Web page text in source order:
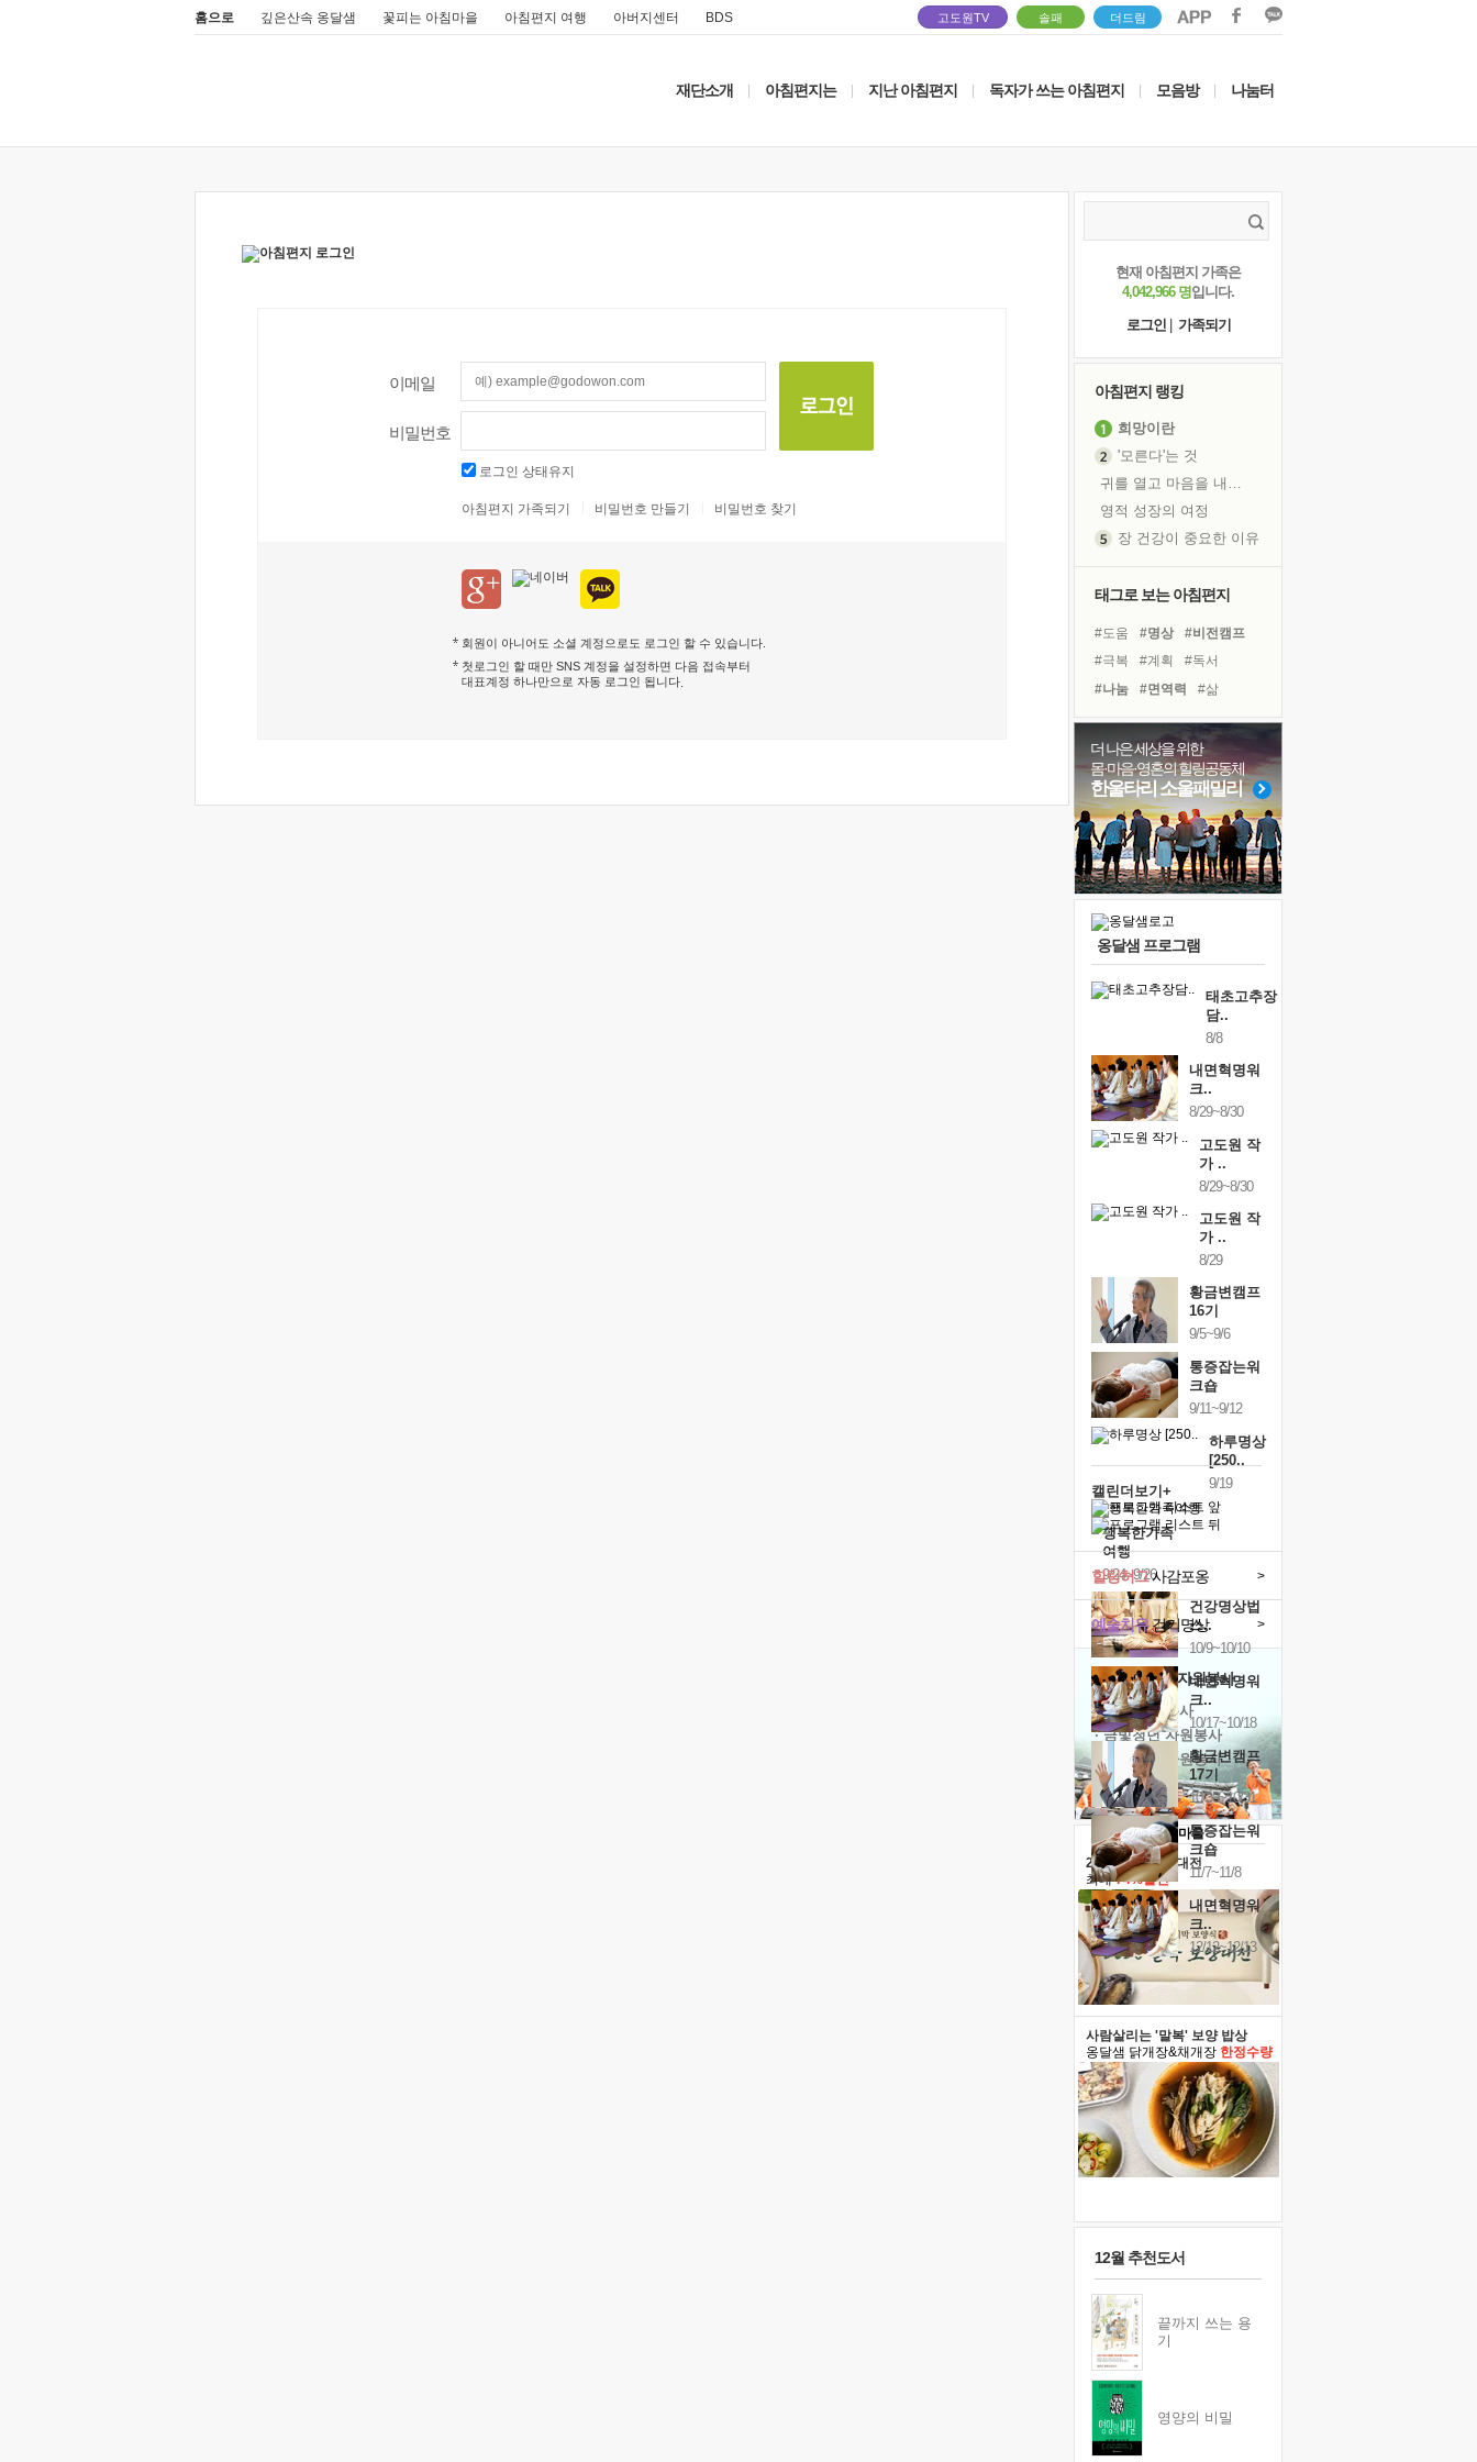
홈으로 깊은산속 옹달샘 꽃피는 아침마을 아침편지 여행 아버지센터 BDS 고도원TV 솔패 더드림
재단소개 아침편지는 지난 아침편지 독자가 쓰는 아침편지 모음방 나눔터
이메일
비밀번호
로그인 상태유지
아침편지 가족되기 비밀번호 만들기 비밀번호 찾기
회원이 아니어도 소셜 계정으로도 로그인 할 수 있습니다.
첫로그인 할 때만 SNS 계정을 설정하면 다음 접속부터
대표계정 하나만으로 자동 로그인 됩니다
현재 아침편지 가족은
4,042,966 명입니다.
로그인
가족되기
아침편지 랭킹
희망이란
'모른다'는 것
귀를 열고 마음을 내어주고
영적 성장의 여정
장 건강이 중요한 이유
꿈이 실제가 되는 것
'말 타는 법'을 먼저
졸업식 사진을 보며
아픈 아버지를 위한 공간 설계
극심한 변비, 어깨결림, 수면 장애
보고 싶은 어머니
유년 시절의 부산 영도 바다
못된 꼰대들
거울 속의 나
태그로 보는 아침편지
#도움 #명상
#비전캠프
#극복
#계획
#독서
#나눔
#면역력
#삶
#아이들
#다짐
#친구
#건강
#유튜브
#링컨학교
#경험
#리더
#독서캠프
#위기
#힐링
#희망
#사람
더 나은 세상을 위한
몸·마음·영혼의 힐링공동체
한울타리 소울패밀리
옹달샘 프로그램
태초고추장
담..
8/8
내면혁명워
크..
8/29~8/30
고도원 작
가 ..
8/29~8/30
고도원 작
가 ..
8/29
황금변캠프
16기
9/5~9/6
통증잡는워
크숍
9/11~9/12
하루명상
[250..
9/19
행복한가족
여행
9/24~9/26
건강명상법
스..
10/9~10/10
내면혁명워
크..
10/17~10/18
황금변캠프
17기
10/30~10/31
통증잡는워
크숍
11/7~11/8
내면혁명워
크..
12/12~12/13
캘린더보기+
예술치유걷기명상 >
힐링허그사감포옹 >
'옹달샘의 꽃'자원봉사
· 청년 자원봉사
· 금빛청년 자원봉사
· 음식연구 자원봉사
2026 말복 보양대전
최대74%할인
사람살리는 '말복' 보양 밥상
옹달샘 닭개장&채개장 한정수량
12월 추천도서
끝까지 쓰는 용
기
영양의 비밀